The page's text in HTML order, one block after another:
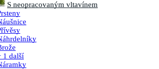
S neopracovaným vltavínem
1 další